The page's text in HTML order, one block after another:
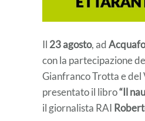
Il 23 agosto, ad
con la partecipazione
Gianfranco Trotta e del
presentato il libro“Il
il giornalista RAI